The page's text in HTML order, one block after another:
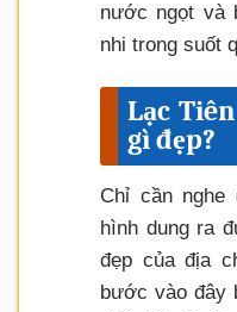
nước ngọt và
nhi trong suốt
Lạc
gì đẹp?
Chỉ cần nghe
hình dung ra
đẹp của địa
bước vào đây